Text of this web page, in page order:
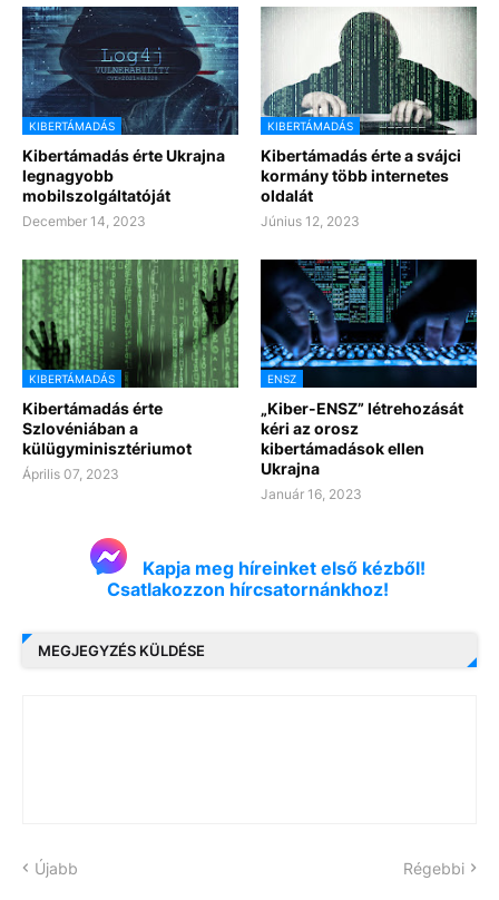
KIBERTÁMADÁS
Kibertámadás érte Ukrajna
legnagyobb
mobilszolgáltatóját
December 14, 2023
KIBERTÁMADÁS
Kibertámadás érte a svájci
kormány több internetes
oldalát
Június 12, 2023
KIBERTÁMADÁS
Kibertámadás érte
Szlovéniában a
külügyminisztériumot
Április 07, 2023
ENSZ
„Kiber-ENSZ” létrehozását
kéri az orosz
kibertámadások ellen
Ukrajna
Január 16, 2023
Kapja meg híreinket első kézből!
Csatlakozzon hírcsatornánkhoz!
MEGJEGYZÉS KÜLDÉSE
Újabb Régebbi